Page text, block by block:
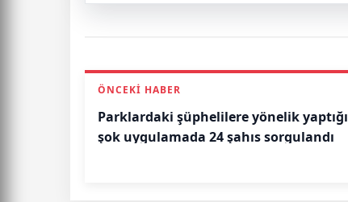
ÖNCEKI HABER
Parklardaki şüphelilere yönelik yaptığı
şok uygulamada 24 şahıs sorgulandı